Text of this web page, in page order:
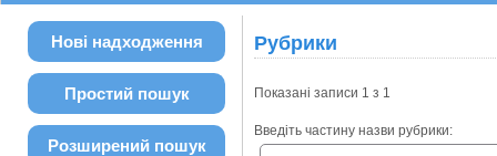
Нові надходження
Простий пошук
Розширений пошук
Рубрики
Показані записи 1 з 1
Введіть частину назви рубрики: